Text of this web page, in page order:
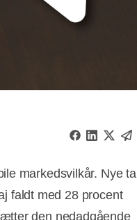
markedsvilkår. Nye tal
faldt med 28 procent
den nedadgående